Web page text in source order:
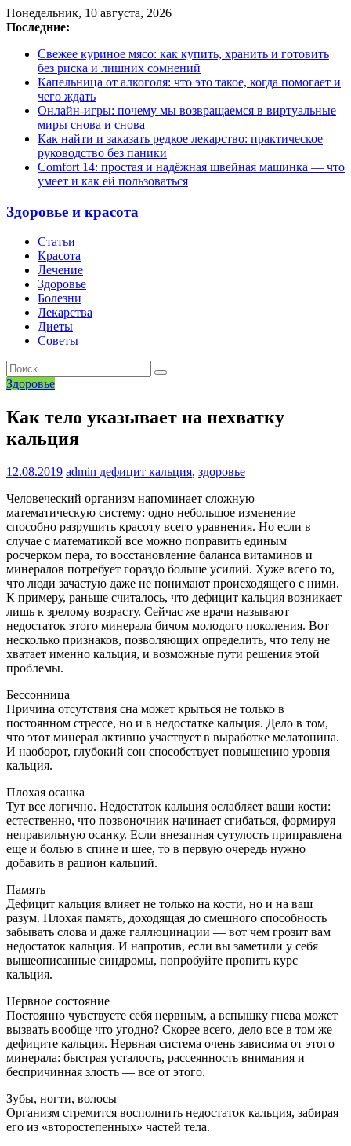
Понедельник, 10 августа, 2026
Последние:
Свежее куриное мясо: как купить, хранить и готовить
без риска и лишних сомнений
Капельница от алкоголя: что это такое, когда помогает и
чего ждать
Онлайн-игры: почему мы возвращаемся в виртуальные
миры снова и снова
Как найти и заказать редкое лекарство: практическое
руководство без паники
Comfort 14: простая и надёжная швейная машинка — что
умеет и как ей пользоваться
Здоровье и красота
Статьи
Красота
Лечение
Здоровье
Болезни
Лекарства
Диеты
Советы
Здоровье
Как тело указывает на нехватку
кальция
12.08.2019 admin дефицит кальция, здоровье
Человеческий организм напоминает сложную
математическую систему: одно небольшое изменение
способно разрушить красоту всего уравнения. Но если в
случае с математикой все можно поправить единым
росчерком пера, то восстановление баланса витаминов и
минералов потребует гораздо больше усилий. Хуже всего то,
что люди зачастую даже не понимают происходящего с ними.
К примеру, раньше считалось, что дефицит кальция возникает
лишь к зрелому возрасту. Сейчас же врачи называют
недостаток этого минерала бичом молодого поколения. Вот
несколько признаков, позволяющих определить, что телу не
хватает именно кальция, и возможные пути решения этой
проблемы.
Бессонница
Причина отсутствия сна может крыться не только в
постоянном стрессе, но и в недостатке кальция. Дело в том,
что этот минерал активно участвует в выработке мелатонина.
И наоборот, глубокий сон способствует повышению уровня
кальция.
Плохая осанка
Тут все логично. Недостаток кальция ослабляет ваши кости:
естественно, что позвоночник начинает сгибаться, формируя
неправильную осанку. Если внезапная сутулость приправлена
еще и болью в спине и шее, то в первую очередь нужно
добавить в рацион кальций.
Память
Дефицит кальция влияет не только на кости, но и на ваш
разум. Плохая память, доходящая до смешного способность
забывать слова и даже галлюцинации — вот чем грозит вам
недостаток кальция. И напротив, если вы заметили у себя
вышеописанные синдромы, попробуйте пропить курс
кальция.
Нервное состояние
Постоянно чувствуете себя нервным, а вспышку гнева может
вызвать вообще что угодно? Скорее всего, дело все в том же
дефиците кальция. Нервная система очень зависима от этого
минерала: быстрая усталость, рассеянность внимания и
беспричинная злость — все от этого.
Зубы, ногти, волосы
Организм стремится восполнить недостаток кальция, забирая
его из «второстепенных» частей тела.